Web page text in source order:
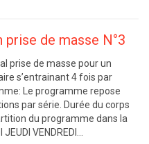
de masse N°3
prise de masse pour un
s’entrainant 4 fois par
Le programme repose
par série. Durée du corps
du programme dans la
VENDREDI…